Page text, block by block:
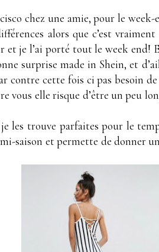
chez une amie, pour le
alors que c’est
et je l’ai porté tout le week
surprise made in Shein, et
contre cette fois ci pas besoin
elle risque d’être un peu
les trouve parfaites pour le
saison et permette de donner